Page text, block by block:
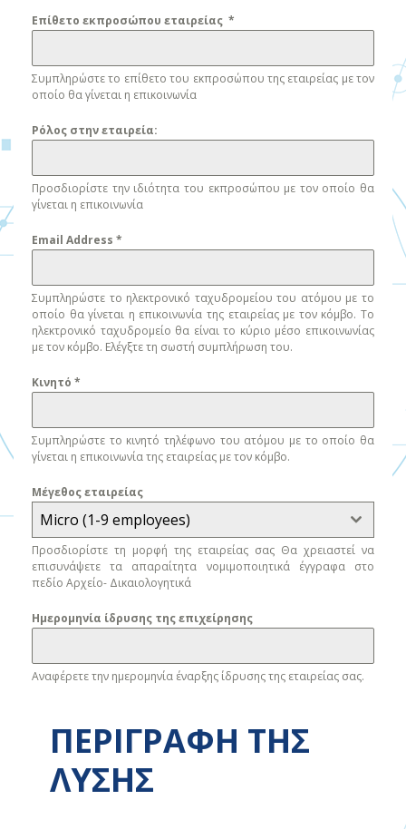
Δημόσια διοίκηση
Διάστημα
Εκπαίδευση
Ενέργεια
Ενέργεια, καύσιμα και μηχανική πετρελαίου
Επεξεργασία μετάλλων και βιομηχανική
παραγωγή
Ηλεκτρική ενέργεια
Κανονισμός λειτουργίας
Καπνός
Κατασκευή και συναρμολόγηση
Κλωστοϋφαντουργικά προϊόντα
διανομή
Ναυτιλία
Νομικές πτυχές
Επίθετο εκπροσώπου εταιρείας *
Συμπληρώστε το επίθετο του εκπροσώπου της εταιρείας με τον
οποίο θα γίνεται η επικοινωνία
Ρόλος στην εταιρεία:
Προσδιορίστε την ιδιότητα του εκπροσώπου με τον οποίο θα
γίνεται η επικοινωνία
Email Address *
Συμπληρώστε το ηλεκτρονικό ταχυδρομείου του ατόμου με το
οποίο θα γίνεται η επικοινωνία της εταιρείας με τον κόμβο. Το
ηλεκτρονικό ταχυδρομείο θα είναι το κύριο μέσο επικοινωνίας
με τον κόμβο. Ελέγξτε τη σωστή συμπλήρωση του.
Κινητό *
Συμπληρώστε το κινητό τηλέφωνο του ατόμου με το οποίο θα
γίνεται η επικοινωνία της εταιρείας με τον κόμβο.
Μέγεθος εταιρείας
Μicro (1-9 employees)
Προσδιορίστε τη μορφή της εταιρείας σας Θα χρειαστεί να
επισυνάψετε τα απαραίτητα νομιμοποιητικά έγγραφα στο
πεδίο Αρχείο- Δικαιολογητικά
Ημερομηνία ίδρυσης της επιχείρησης
Αναφέρετε την ημερομηνία έναρξης ίδρυσης της εταιρείας σας.
ΠΕΡΙΓΡΑΦΗ ΤΗΣ
ΛΥΣΗΣ